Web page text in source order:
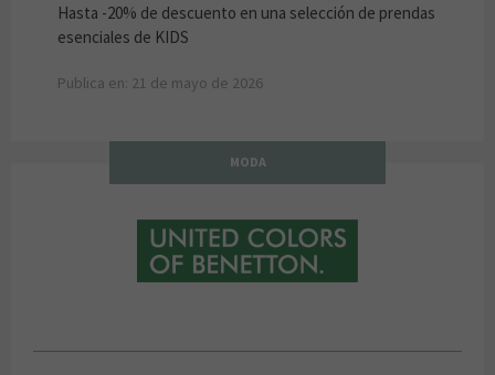
Hasta -20% de descuento en una selección de prendas
esenciales de KIDS
Publica en: 21 de mayo de 2026
MODA
BENETTON